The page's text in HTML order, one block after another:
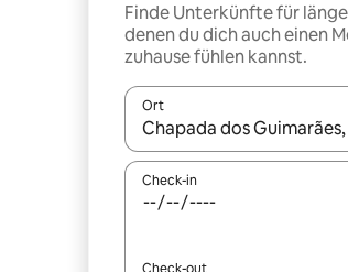
Finde Unterkünfte für
denen du dich auch einen
zuhause fühlen kannst.
Ort
Wenn Ergebnisse verfügbar
Check-in